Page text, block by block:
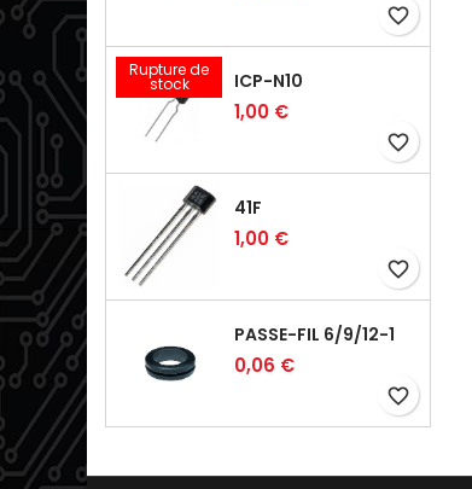
favorite_border
Rupture de
stock ICP-N10
1,00 €
favorite_border
41F
1,00 €
favorite_border
PASSE-FIL 6/9/12-1
0,06 €
favorite_border